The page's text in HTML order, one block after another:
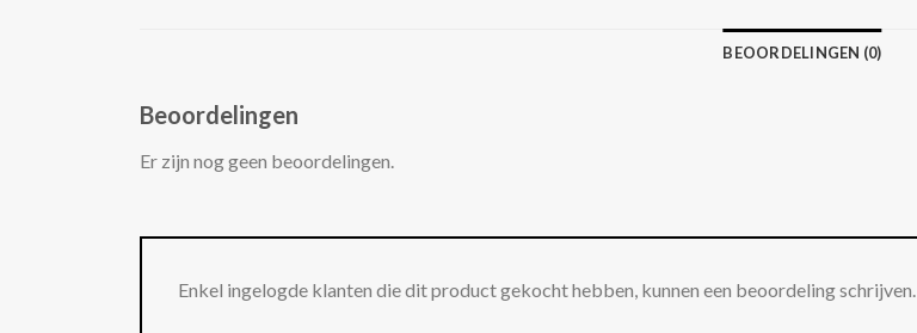
BEOORDELINGEN (0)
Beoordelingen
Er zijn nog geen beoordelingen.
Enkel ingelogde klanten die dit product gekocht hebben, kunnen een beoordeling schrijven.